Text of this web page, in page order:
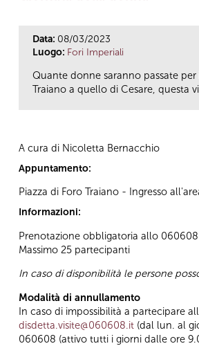
Data: 08/03/2023
Luogo: Fori Imperiali
Quante donne saranno passate
Traiano a quello di Cesare, questa
A cura di Nicoletta Bernacchio
Appuntamento:
Piazza di Foro Traiano - Ingresso
Informazioni:
Prenotazione obbligatoria allo
Massimo 25 partecipanti
In caso di disponibilità le persone
Modalità di annullamento
In caso di impossibilità a partecipare
disdetta.visite@060608.it (dal lun. al
060608 (attivo tutti i giorni dalle ore